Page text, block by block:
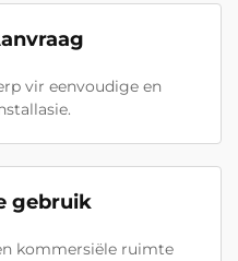
vir eenvoudige en
gebruik
kommersiële ruimte